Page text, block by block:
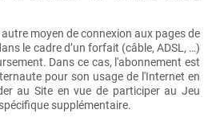
moyen de connexion aux pages de
le cadre d’un forfait (câble, ADSL, …)
Dans ce cas, l'abonnement est
pour son usage de l'Internet en
au Site en vue de participer au Jeu
supplémentaire.